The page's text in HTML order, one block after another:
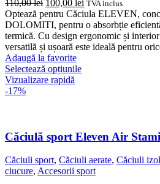
110,00lei
inițial
a
fost:
110,00 lei.
100,00 lei
curent
este:
100,00 lei.
TVA inclus
Optează pentru Căciula ELEVEN,
DOLOMITI, pentru o absorbție
termică. Cu design ergonomic și
versatilă și ușoară este ideală pentru
Adaugă la favorite
Selectează opțiunileAcest
Opțiunile
pot
fi
alese
în
Vizualizare rapidă
-17%
Căciulă sport Eleven Air
Căciuli sport, Căciuli aerate, Căciuli
ciucure, Accesorii sport